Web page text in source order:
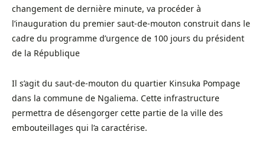
changement de dernière minute, va procéder à
l’inauguration du premier saut-de-mouton construit dans le
cadre du programme d’urgence de 100 jours du président
de la République
Il s’agit du saut-de-mouton du quartier Kinsuka Pompage
dans la commune de Ngaliema. Cette infrastructure
permettra de désengorger cette partie de la ville des
embouteillages qui l’a caractérise.